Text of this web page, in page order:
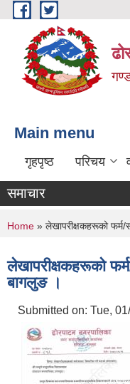
Skip to main content
Main menu
गृहपृष्ठ परिचय
समाचार
You are here
Home » लेखापरीक्षकहरूको फर्म/
लेखापरीक्षकहरूको
बागलुङ ।
Submitted on: Tue,